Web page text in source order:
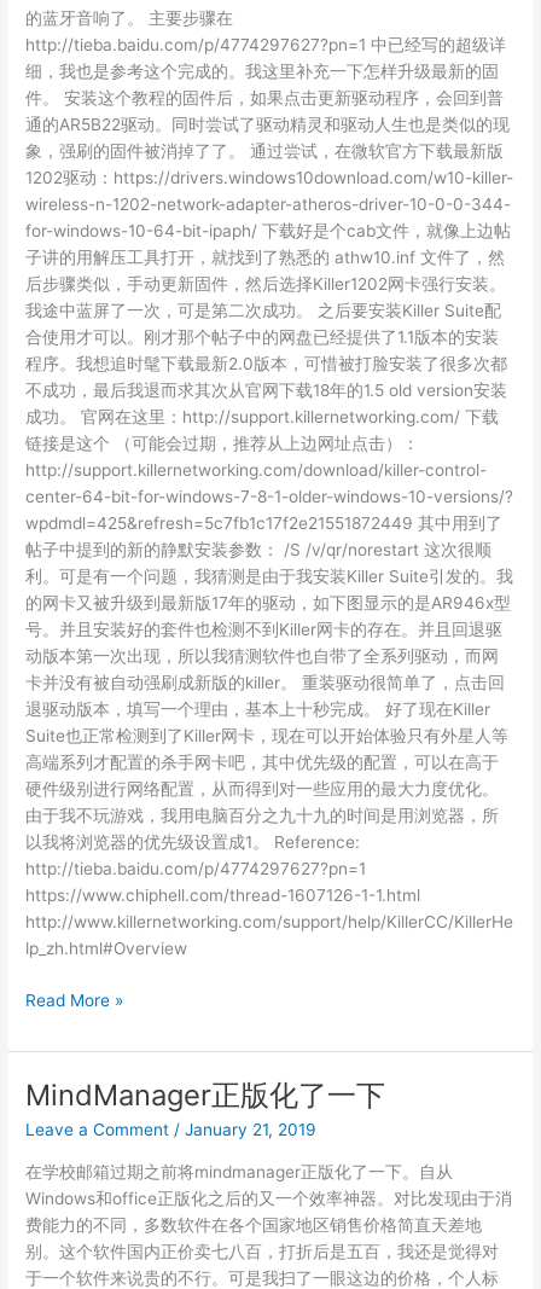
的蓝牙音响了。 主要步骤在
http://tieba.baidu.com/p/4774297627?pn=1 中已经写的超级详
细，我也是参考这个完成的。我这里补充一下怎样升级最新的固
件。 安装这个教程的固件后，如果点击更新驱动程序，会回到普
通的AR5B22驱动。同时尝试了驱动精灵和驱动人生也是类似的现
象，强刷的固件被消掉了了。 通过尝试，在微软官方下载最新版
1202驱动：https://drivers.windows10download.com/w10-killer-
wireless-n-1202-network-adapter-atheros-driver-10-0-0-344-
for-windows-10-64-bit-ipaph/ 下载好是个cab文件，就像上边帖
子讲的用解压工具打开，就找到了熟悉的 athw10.inf 文件了，然
后步骤类似，手动更新固件，然后选择Killer1202网卡强行安装。
我途中蓝屏了一次，可是第二次成功。 之后要安装Killer Suite配
合使用才可以。刚才那个帖子中的网盘已经提供了1.1版本的安装
程序。我想追时髦下载最新2.0版本，可惜被打脸安装了很多次都
不成功，最后我退而求其次从官网下载18年的1.5 old version安装
成功。 官网在这里：http://support.killernetworking.com/ 下载
链接是这个 （可能会过期，推荐从上边网址点击）：
http://support.killernetworking.com/download/killer-control-
center-64-bit-for-windows-7-8-1-older-windows-10-versions/?
wpdmdl=425&refresh=5c7fb1c17f2e21551872449 其中用到了
帖子中提到的新的静默安装参数： /S /v/qr/norestart 这次很顺
利。可是有一个问题，我猜测是由于我安装Killer Suite引发的。我
的网卡又被升级到最新版17年的驱动，如下图显示的是AR946x型
号。并且安装好的套件也检测不到Killer网卡的存在。并且回退驱
动版本第一次出现，所以我猜测软件也自带了全系列驱动，而网
卡并没有被自动强刷成新版的killer。 重装驱动很简单了，点击回
退驱动版本，填写一个理由，基本上十秒完成。 好了现在Killer
Suite也正常检测到了Killer网卡，现在可以开始体验只有外星人等
高端系列才配置的杀手网卡吧，其中优先级的配置，可以在高于
硬件级别进行网络配置，从而得到对一些应用的最大力度优化。
由于我不玩游戏，我用电脑百分之九十九的时间是用浏览器，所
以我将浏览器的优先级设置成1。 Reference:
http://tieba.baidu.com/p/4774297627?pn=1
https://www.chiphell.com/thread-1607126-1-1.html
http://www.killernetworking.com/support/help/KillerCC/KillerHe
lp_zh.html#Overview
AR5B22
了
驱
动
Read More »
MindManager正版化了一下
Leave a Comment /January 21, 2019
在学校邮箱过期之前将mindmanager正版化了一下。自从
Windows和office正版化之后的又一个效率神器。对比发现由于消
费能力的不同，多数软件在各个国家地区销售价格简直天差地
别。这个软件国内正价卖七八百，打折后是五百，我还是觉得对
于一个软件来说贵的不行。可是我扫了一眼这边的价格，个人标